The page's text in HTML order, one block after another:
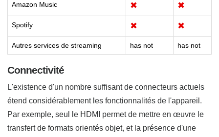
Amazon Music ✖ ✖
Spotify ✖ ✖
Autres services de streaming has not has not
Connectivité
L'existence d'un nombre suffisant de connecteurs actuels
étend considérablement les fonctionnalités de l'appareil.
Par exemple, seul le HDMI permet de mettre en œuvre le
transfert de formats orientés objet, et la présence d'une